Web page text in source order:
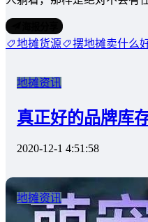
地摊货源 摆地摊卖什么
地摊资讯
真正好的品牌库
2020-12-1 4:51:58
地摊资讯